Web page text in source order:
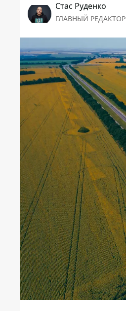
Стаc Руденко
ГЛАВНЫЙ РЕДАКТОР